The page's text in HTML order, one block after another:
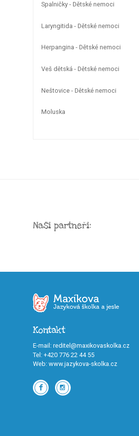
Spalničky - Dětské nemoci
Laryngitida - Dětské nemoci
Herpangina - Dětské nemoci
Veš dětská - Dětské nemoci
Neštovice - Dětské nemoci
Moluska
Naši partneři:
Kontakt
E-mail : reditel@maxikovaskolka.cz
Tel: +420 776 22 44 55
Web: www.jazykova-skolka.cz